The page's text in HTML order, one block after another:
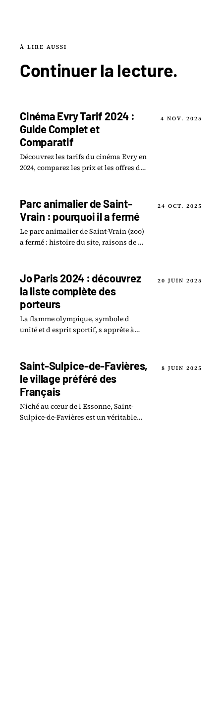
À LIRE AUSSI
Continuer lalecture.
Cinéma Evry Tarif 2024 :
Guide Complet et
Comparatif
Découvrez les tarifs du cinéma Evry en
2024, comparez les prix et les offres des
4 NOV. 2025
Parc animalier de Saint-
Vrain : pourquoi il a fermé
Le parc animalier de Saint-Vrain (zoo)
a fermé : histoire du site, raisons de la
24 OCT. 2025
Jo Paris 2024 : découvrez
la liste complète des
porteurs
La flamme olympique, symbole d
unité et d esprit sportif, s apprête à
2024.
20 JUIN 2025
Saint-Sulpice-de-Favières,
le village préféré des
Français
Niché au cœur de l Essonne, Saint-
Sulpice-de-Favières est un véritable
8 JUIN 2025